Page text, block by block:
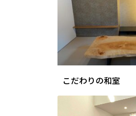
こだわりの和室